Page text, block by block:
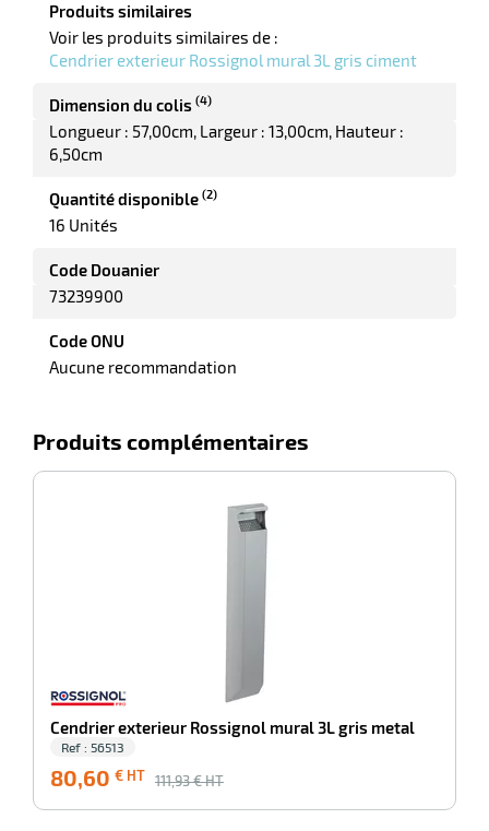
Produits similaires
Voir les produits similaires de :
Cendrier exterieur Rossignol mural 3L gris ciment
Dimension du colis (4)
Longueur : 57,00cm Largeur : 13,00cm Hauteur :
6,50cm
Quantité disponible (2)
16 Unités
Code Douanier
73239900
Code ONU
Aucune recommandation
Produits complémentaires
Cendrier exterieur Rossignol mural 3L gris metal
Ref : 56513
80,60 € HT 111,93 € HT